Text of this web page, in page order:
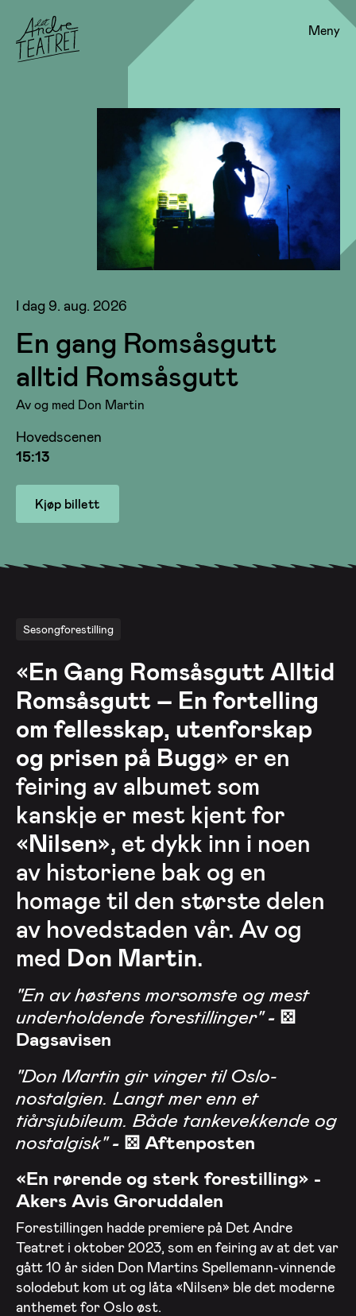
Meny
I dag 9. aug. 2026
En gang Romsåsgutt
alltid Romsåsgutt
Av og med Don Martin
Hovedscenen
15:13
Kjøp billett
Sesongforestilling
«En Gang Romsåsgutt Alltid
Romsåsgutt – En fortelling
om fellesskap, utenforskap
og prisen på Bugg» er en
feiring av albumet som
kanskje er mest kjent for
«Nilsen», et dykk inn i noen
av historiene bak og en
homage til den største delen
av hovedstaden vår. Av og
med Don Martin.
"En av høstens morsomste og mest
underholdende forestillinger"- ⚄
Dagsavisen
"Don Martin gir vinger til Oslo-
nostalgien. Langt mer enn et
tiårsjubileum. Både tankevekkende og
nostalgisk"- ⚄ Aftenposten
«En rørende og sterk forestilling» -
Akers Avis Groruddalen
Forestillingen hadde premiere på Det Andre
Teatret i oktober 2023, som en feiring av at det var
gått 10 år siden Don Martins Spellemann-vinnende
solodebut kom ut og låta «Nilsen» ble det moderne
anthemet for Oslo øst.